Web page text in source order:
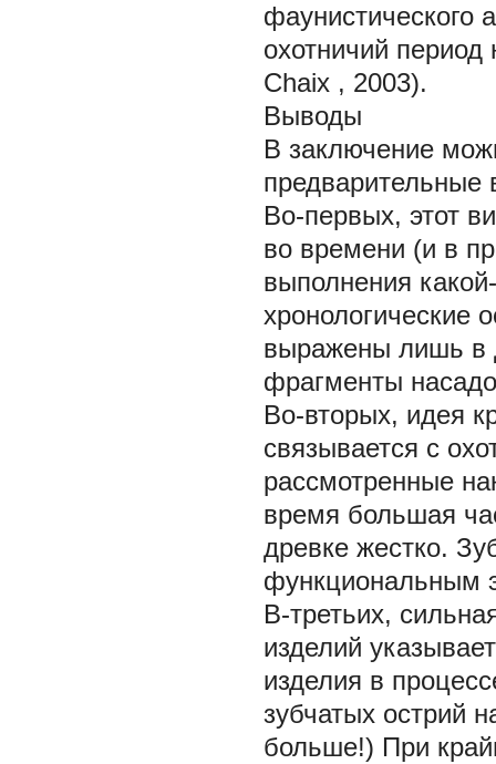
фаунистического
охотничий
Chaix , 2003).
Выводы
В заключение
предварительные
Во-первых, этот
во времени (и в
выполнения
хронологические
выражены лишь в
фрагменты
Во-вторых, идея
связывается с
рассмотренные
время большая
древке жестко.
функциональным
В-третьих,
изделий
изделия в
зубчатых острий
больше!) При